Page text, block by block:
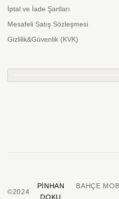
İptal ve İade Şartları
Mesafeli Satış Sözleşmesi
Gizlilik&Güvenlik (KVK)
©2024
PINHAN
DOKU
BAHÇE